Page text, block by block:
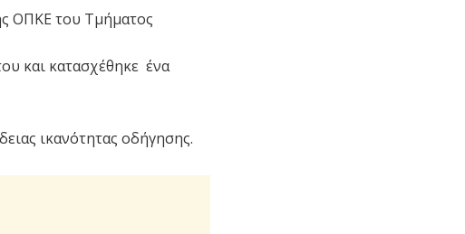
ΟΠΚΕ του Τμήματος
και κατασχέθηκε ένα
ικανότητας οδήγησης.